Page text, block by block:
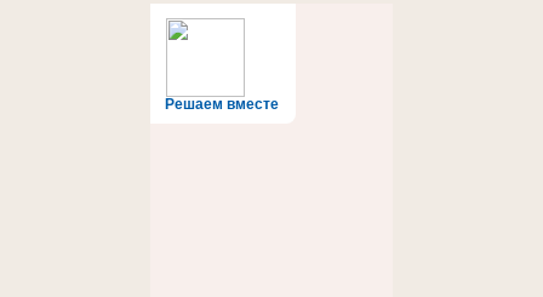
Решаем вместе